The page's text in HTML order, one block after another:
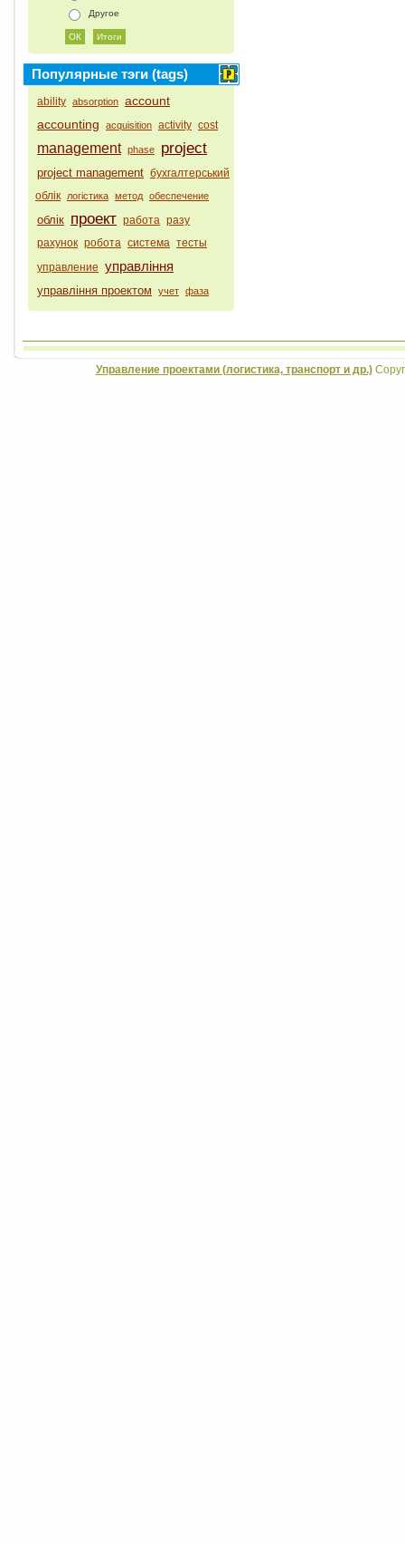
Другое
Популярные тэги (tags)
ability absorption account
accounting
acquisition activity cost
management phase project
project management бухгалтерський
облік
логістика метод обеспечение
облік проект работа разу
рахунок робота система тесты
управление управління
управління проектом учет фаза
Управление проектами (логистика, транспорт и др.)